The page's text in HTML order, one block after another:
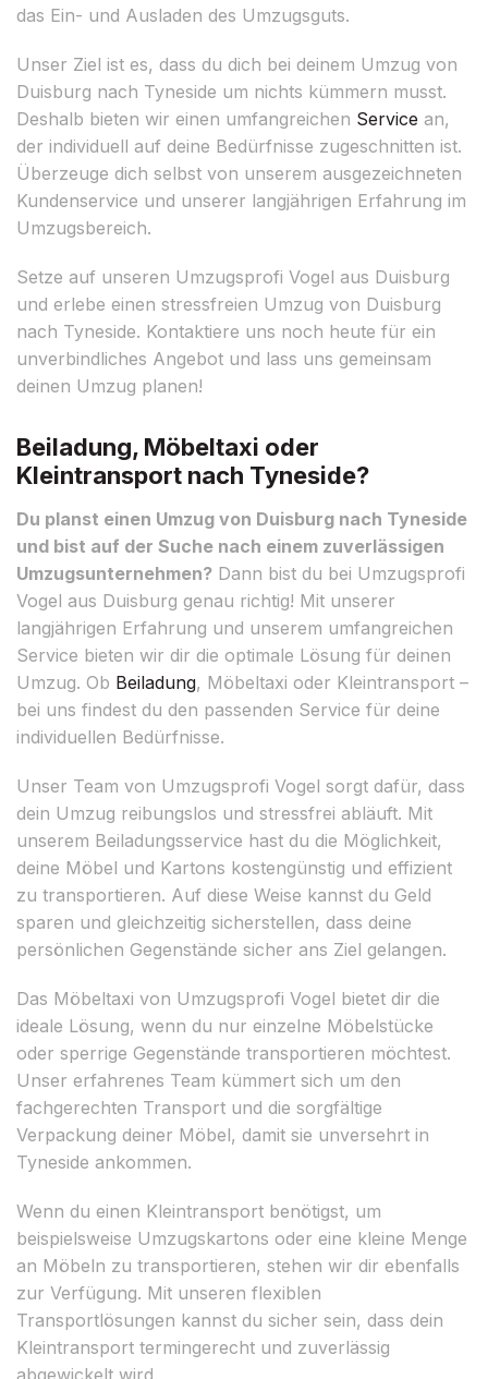
das Ein- und Ausladen des Umzugsguts.
Unser Ziel ist es, dass du dich bei deinem Umzug von
Duisburg nach Tyneside um nichts kümmern musst.
Deshalb bieten wir einen umfangreichen Service an,
der individuell auf deine Bedürfnisse zugeschnitten ist.
Überzeuge dich selbst von unserem ausgezeichneten
Kundenservice und unserer langjährigen Erfahrung im
Umzugsbereich.
Setze auf unseren Umzugsprofi Vogel aus Duisburg
und erlebe einen stressfreien Umzug von Duisburg
nach Tyneside. Kontaktiere uns noch heute für ein
unverbindliches Angebot und lass uns gemeinsam
deinen Umzug planen!
Beiladung, Möbeltaxi oder
Kleintransport nach Tyneside?
Du planst einen Umzug von Duisburg nach Tyneside
und bist auf der Suche nach einem zuverlässigen
Umzugsunternehmen? Dann bist du bei Umzugsprofi
Vogel aus Duisburg genau richtig! Mit unserer
langjährigen Erfahrung und unserem umfangreichen
Service bieten wir dir die optimale Lösung für deinen
Umzug. Ob Beiladung, Möbeltaxi oder Kleintransport –
bei uns findest du den passenden Service für deine
individuellen Bedürfnisse.
Unser Team von Umzugsprofi Vogel sorgt dafür, dass
dein Umzug reibungslos und stressfrei abläuft. Mit
unserem Beiladungsservice hast du die Möglichkeit,
deine Möbel und Kartons kostengünstig und effizient
zu transportieren. Auf diese Weise kannst du Geld
sparen und gleichzeitig sicherstellen, dass deine
persönlichen Gegenstände sicher ans Ziel gelangen.
Das Möbeltaxi von Umzugsprofi Vogel bietet dir die
ideale Lösung, wenn du nur einzelne Möbelstücke
oder sperrige Gegenstände transportieren möchtest.
Unser erfahrenes Team kümmert sich um den
fachgerechten Transport und die sorgfältige
Verpackung deiner Möbel, damit sie unversehrt in
Tyneside ankommen.
Wenn du einen Kleintransport benötigst, um
beispielsweise Umzugskartons oder eine kleine Menge
an Möbeln zu transportieren, stehen wir dir ebenfalls
zur Verfügung. Mit unseren flexiblen
Transportlösungen kannst du sicher sein, dass dein
Kleintransport termingerecht und zuverlässig
abgewickelt wird.